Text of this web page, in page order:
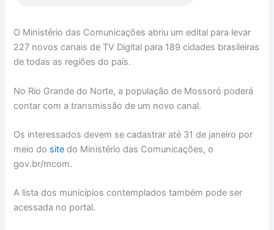
O Ministério das Comunicações abriu um edital para levar
227 novos canais de TV Digital para 189 cidades brasileiras
de todas as regiões do país.
No Rio Grande do Norte, a população de Mossoró poderá
contar com a transmissão de um novo canal.
Os interessados devem se cadastrar até 31 de janeiro por
meio do sitedo Ministério das Comunicações, o
gov.br/mcom.
A lista dos municípios contemplados também pode ser
acessada no portal.